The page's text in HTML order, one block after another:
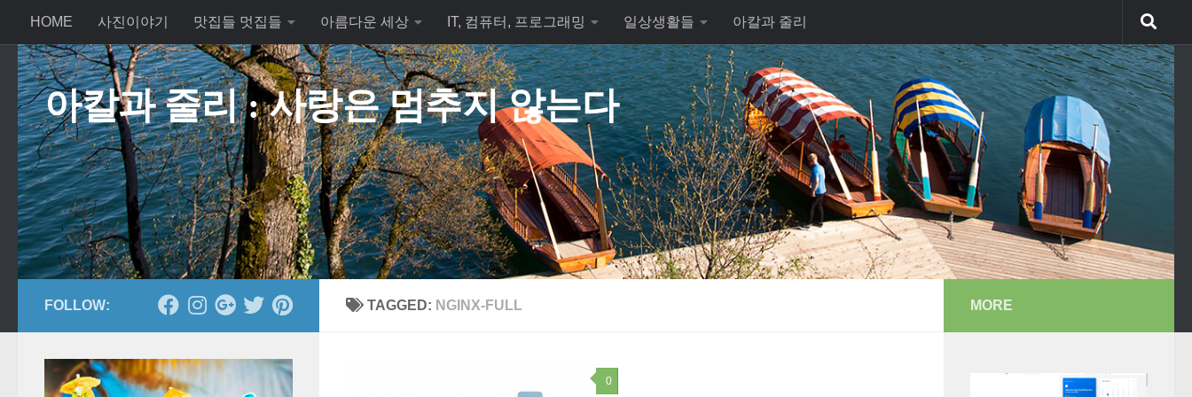
Skip to content
HOME 사진이야기 맛집들 멋집들 아름다운 세상 IT, 컴퓨터, 프로그래밍 일상생활들 아칼과 줄리
아칼과 줄리 : 사랑은 멈추지 않는다
TAGGED: NGINX-FULL
0
FOLLOW: MORE